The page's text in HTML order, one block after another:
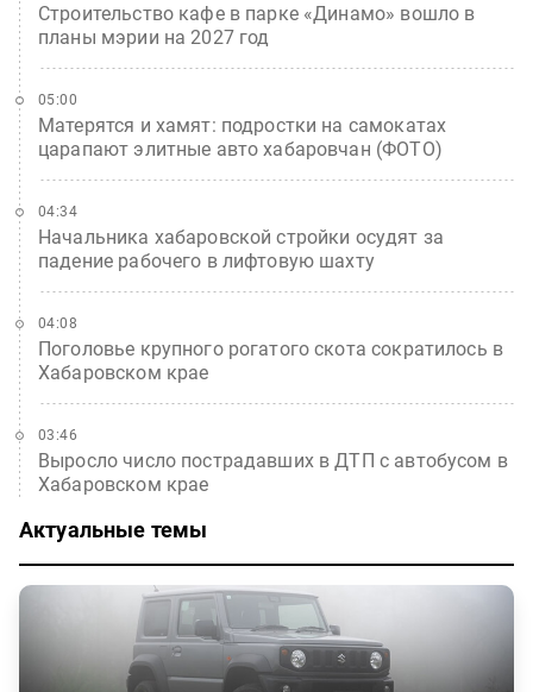
Строительство кафе в парке «Динамо» вошло в
планы мэрии на 2027 год
Матерятся и хамят: подростки на самокатах
царапают элитные авто хабаровчан (ФОТО)
05:00
Начальника хабаровской стройки осудят за
падение рабочего в лифтовую шахту
04:34
Поголовье крупного рогатого скота сократилось в
Хабаровском крае
04:08
Выросло число пострадавших в ДТП с автобусом в
Хабаровском крае
03:46
Актуальные темы